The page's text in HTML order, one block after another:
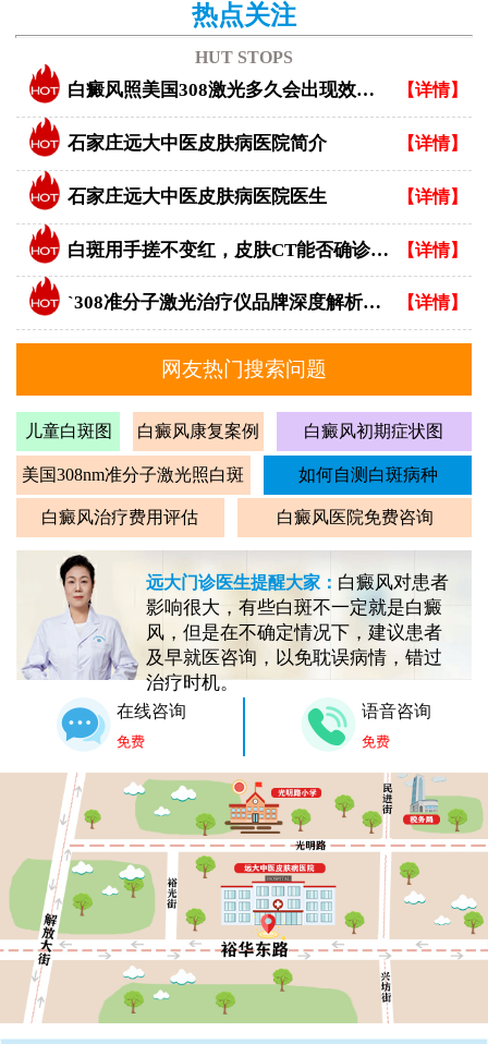
热点关注
HUT STOPS
白癜风照美国308激光多久会出现效果？ 【详情】
石家庄远大中医皮肤病医院简介 【详情】
石家庄远大中医皮肤病医院医生 【详情】
白斑用手搓不变红，皮肤CT能否确诊白癜风？ 【详情】
`308准分子激光治疗仪品牌深度解析：专业视角下的优选指南` 【详情】
网友热门搜索问题
儿童白斑图 白癜风康复案例 白癜风初期症状图
美国308nm准分子激光照白斑 如何自测白斑病种
白癜风治疗费用评估 白癜风医院免费咨询
远大门诊医生提醒大家： 白癜风对患者
影响很大，有些白斑不一定就是白癜
风，但是在不确定情况下，建议患者
及早就医咨询，以免耽误病情，错过
治疗时机。
在线咨询
免费
语音咨询
免费